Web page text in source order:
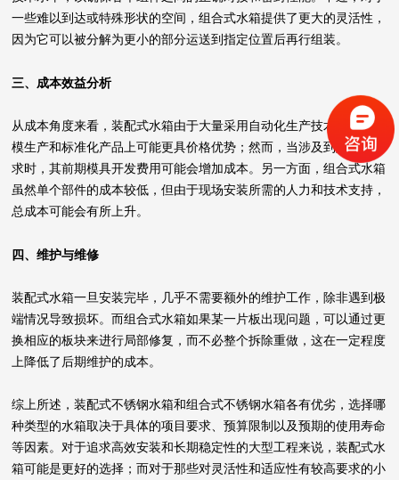
一些难以到达或特殊形状的空间，组合式水箱提供了更大的灵活性，
因为它可以被分解为更小的部分运送到指定位置后再行组装。
三、成本效益分析
从成本角度来看，装配式水箱由于大量采用自动化生产技术，在大规
模生产和标准化产品上可能更具价格优势；然而，当涉及到定制化需
求时，其前期模具开发费用可能会增加成本。另一方面，组合式水箱
虽然单个部件的成本较低，但由于现场安装所需的人力和技术支持，
总成本可能会有所上升。
四、维护与维修
装配式水箱一旦安装完毕，几乎不需要额外的维护工作，除非遇到极
端情况导致损坏。而组合式水箱如果某一片板出现问题，可以通过更
换相应的板块来进行局部修复，而不必整个拆除重做，这在一定程度
上降低了后期维护的成本。
综上所述，装配式不锈钢水箱和组合式不锈钢水箱各有优劣，选择哪
种类型的水箱取决于具体的项目要求、预算限制以及预期的使用寿命
等因素。对于追求高效安装和长期稳定性的大型工程来说，装配式水
箱可能是更好的选择；而对于那些对灵活性和适应性有较高要求的小